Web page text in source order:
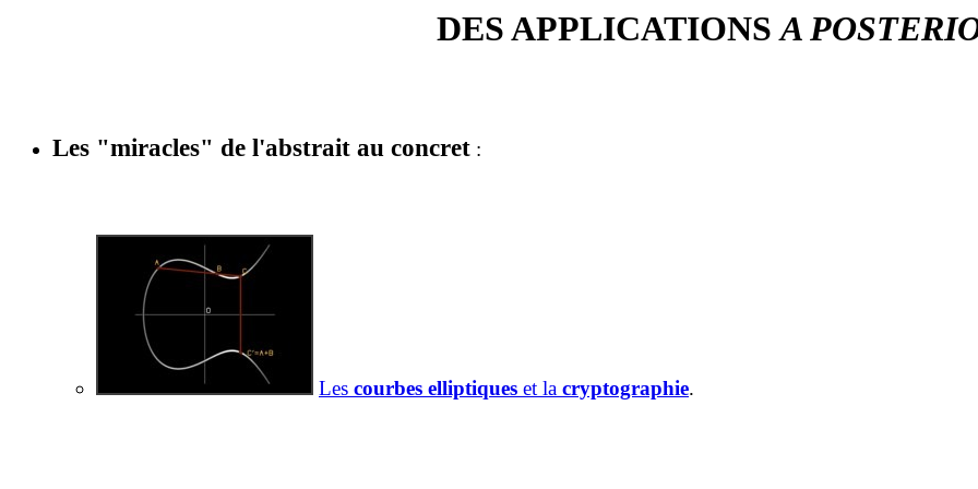
DES APPLICATIONSA
Les "miracles" de l'abstrait au concret :
Les courbes elliptiques et la cryptographie.